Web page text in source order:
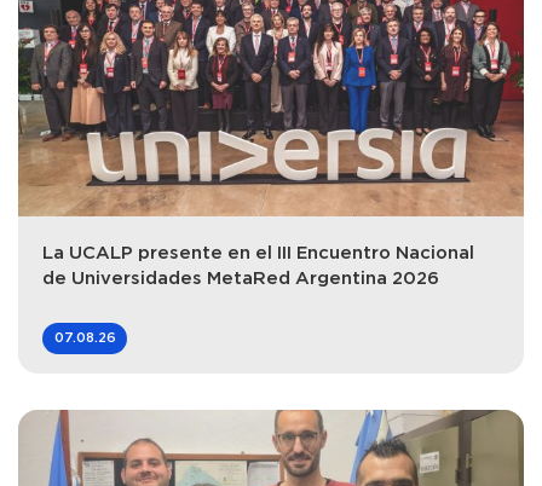
La UCALP presente en el III Encuentro Nacional
de Universidades MetaRed Argentina 2026
07.08.26